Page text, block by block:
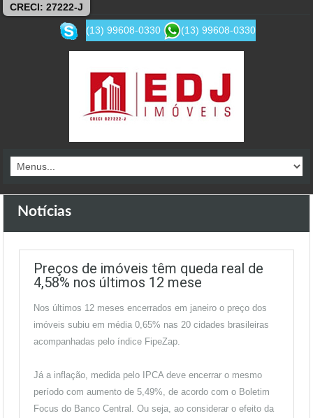
CRECI: 27222-J
(13) 99608-0330 (13) 99608-0330
Notícias
Preços de imóveis têm queda real de
4,58% nos últimos 12 mese
Nos últimos 12 meses encerrados em janeiro o preço dos
imóveis subiu em média 0,65% nas 20 cidades brasileiras
acompanhadas pelo índice FipeZap.
Já a inflação, medida pelo IPCA deve encerrar o mesmo
período com aumento de 5,49%, de acordo com o Boletim
Focus do Banco Central. Ou seja, ao considerar o efeito da